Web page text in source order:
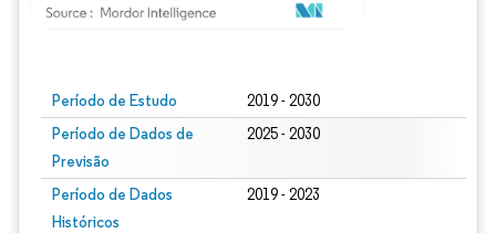
Período de Estudo 2019 - 2030
Período de Dados de
Previsão
2025 - 2030
Período de Dados
Históricos
2019 - 2023